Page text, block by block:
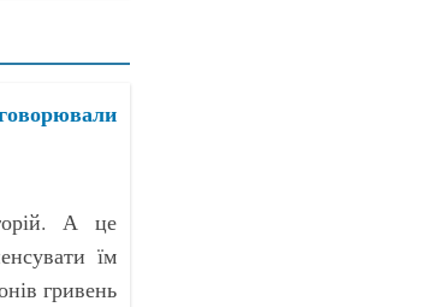
А це
їм
гривень